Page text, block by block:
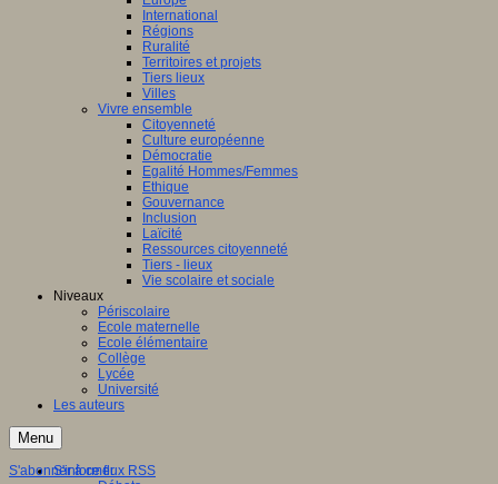
International
Régions
Ruralité
Territoires et projets
Tiers lieux
Villes
Vivre ensemble
Citoyenneté
Culture européenne
Démocratie
Egalité Hommes/Femmes
Ethique
Gouvernance
Inclusion
Laïcité
Ressources citoyenneté
Tiers - lieux
Vie scolaire et sociale
Niveaux
Périscolaire
Ecole maternelle
Ecole élémentaire
Collège
Lycée
Université
Les auteurs
Menu
S'informer
S'abonner à ce flux RSS